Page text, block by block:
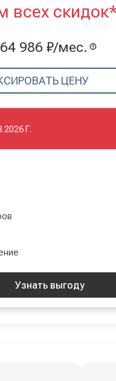
всех
64 986 ₽/мес.
ЦЕНУ
Г.
Узнать выгоду